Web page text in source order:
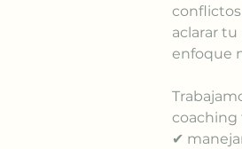
aclarar
enfoque
coaching
✔